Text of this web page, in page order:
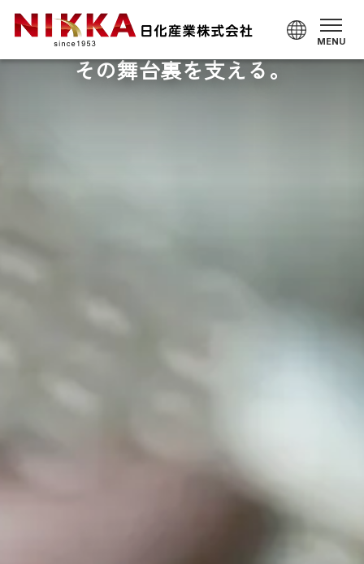
食の感動を、
そっと一押し。
「おいしい！」が生まれる、
その舞台裏を支える。
「おいしい！」が生まれる、
その舞台裏を支える。